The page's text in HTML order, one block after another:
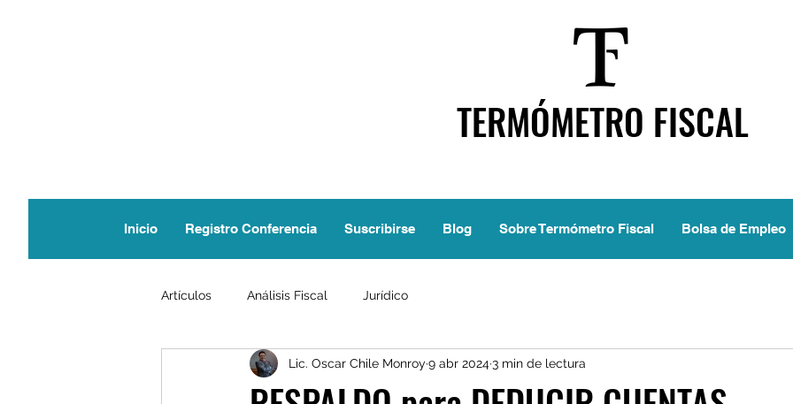
TERMÓMETRO FISCAL
Inicio Registro Conferencia Suscribirse Blog Sobre Termómetro Fiscal Bolsa de Empleo
Artículos Análisis Fiscal Jurídico
Lic. Oscar Chile Monroy 9 abr 20243 min de lectura